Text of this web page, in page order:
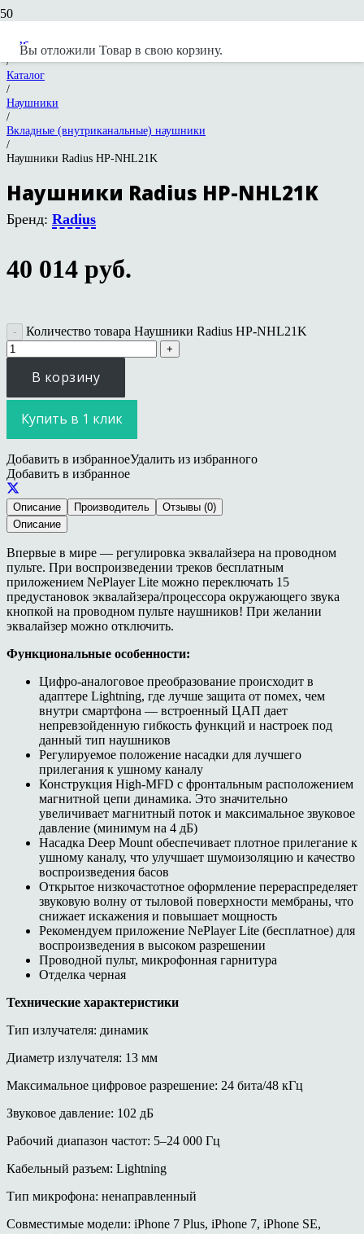
Вы отложили Товар в свою корзину.
NEXT Hi-Fi
/
Каталог
/
Наушники
/
Вкладные (внутриканальные) наушники
/
Наушники Radius HP-NHL21K
Наушники Radius HP-NHL21K
Бренд: Radius
40 014 руб.
Количество товара Наушники Radius HP-NHL21K
В корзину
Купить в 1 клик
Добавить в избранноеУдалить из избранного
Добавить в избранное
Описание Производитель
Отзывы (0)
Описание
Впервые в мире — регулировка эквалайзера на проводном
пульте. При воспроизведении треков бесплатным
приложением NePlayer Lite можно переключать 15
предустановок эквалайзера/процессора окружающего звука
кнопкой на проводном пульте наушников! При желании
эквалайзер можно отключить.
Функциональные особенности:
Цифро-аналоговое преобразование происходит в
адаптере Lightning, где лучше защита от помех, чем
внутри смартфона — встроенный ЦАП дает
непревзойденную гибкость функций и настроек под
данный тип наушников
Регулируемое положение насадки для лучшего
прилегания к ушному каналу
Конструкция High-MFD с фронтальным расположением
магнитной цепи динамика. Это значительно
увеличивает магнитный поток и максимальное звуковое
давление (минимум на 4 дБ)
Насадка Deep Mount обеспечивает плотное прилегание к
ушному каналу, что улучшает шумоизоляцию и качество
воспроизведения басов
Открытое низкочастотное оформление перераспределяет
звуковую волну от тыловой поверхности мембраны, что
снижает искажения и повышает мощность
Рекомендуем приложение NePlayer Lite (бесплатное) для
воспроизведения в высоком разрешении
Проводной пульт, микрофонная гарнитура
Отделка черная
Технические характеристики
Тип излучателя: динамик
Диаметр излучателя: 13 мм
Максимальное цифровое разрешение: 24 бита/48 кГц
Звуковое давление: 102 дБ
Рабочий диапазон частот: 5–24 000 Гц
Кабельный разъем: Lightning
Тип микрофона: ненаправленный
Совместимые модели: iPhone 7 Plus, iPhone 7, iPhone SE,